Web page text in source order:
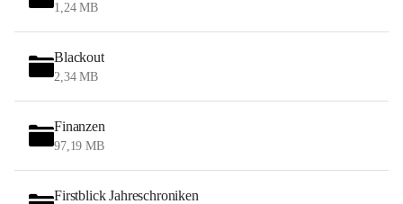
1,24 MB
Blackout
2,34 MB
Finanzen
97,19 MB
Firstblick Jahreschroniken